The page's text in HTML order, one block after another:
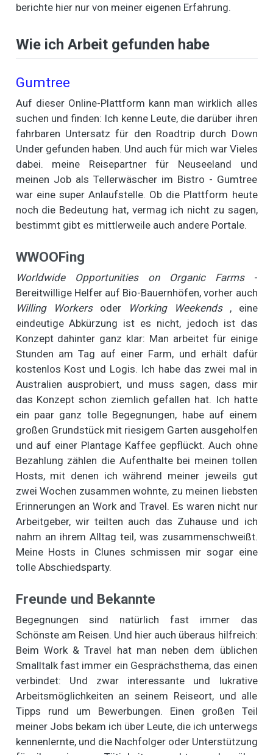
berichte hier nur von meiner eigenen Erfahrung.
Wie ich Arbeit gefunden habe
Gumtree
Auf dieser Online-Plattform kann man wirklich alles
suchen und finden: Ich kenne Leute, die darüber ihren
fahrbaren Untersatz für den Roadtrip durch Down
Under gefunden haben. Und auch für mich war Vieles
dabei. meine Reisepartner für Neuseeland und
meinen Job als Tellerwäscher im Bistro - Gumtree
war eine super Anlaufstelle. Ob die Plattform heute
noch die Bedeutung hat, vermag ich nicht zu sagen,
bestimmt gibt es mittlerweile auch andere Portale.
WWOOFing
Worldwide Opportunities on Organic Farms-
Bereitwillige Helfer auf Bio-Bauernhöfen, vorher auch
Willing Workersoder Working Weekends, eine
eindeutige Abkürzung ist es nicht, jedoch ist das
Konzept dahinter ganz klar: Man arbeitet für einige
Stunden am Tag auf einer Farm, und erhält dafür
kostenlos Kost und Logis. Ich habe das zwei mal in
Australien ausprobiert, und muss sagen, dass mir
das Konzept schon ziemlich gefallen hat. Ich hatte
ein paar ganz tolle Begegnungen, habe auf einem
großen Grundstück mit riesigem Garten ausgeholfen
und auf einer Plantage Kaffee gepflückt. Auch ohne
Bezahlung zählen die Aufenthalte bei meinen tollen
Hosts, mit denen ich während meiner jeweils gut
zwei Wochen zusammen wohnte, zu meinen liebsten
Erinnerungen an Work and Travel. Es waren nicht nur
Arbeitgeber, wir teilten auch das Zuhause und ich
nahm an ihrem Alltag teil, was zusammenschweißt.
Meine Hosts in Clunes schmissen mir sogar eine
tolle Abschiedsparty.
Freunde und Bekannte
Begegnungen sind natürlich fast immer das
Schönste am Reisen. Und hier auch überaus hilfreich:
Beim Work & Travel hat man neben dem üblichen
Smalltalk fast immer ein Gesprächsthema, das einen
verbindet: Und zwar interessante und lukrative
Arbeitsmöglichkeiten an seinem Reiseort, und alle
Tipps rund um Bewerbungen. Einen großen Teil
meiner Jobs bekam ich über Leute, die ich unterwegs
kennenlernte, und die Nachfolger oder Unterstützung